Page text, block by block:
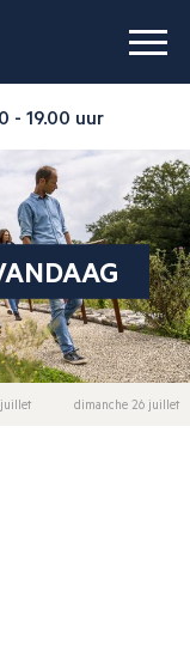
- 19.00 uur
dimanche 26 juillet